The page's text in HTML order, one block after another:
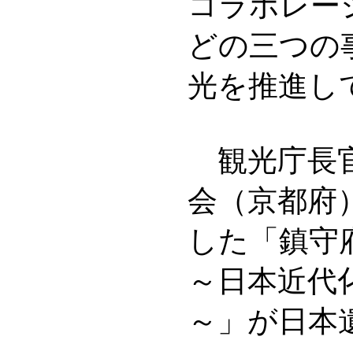
どの三つの
光を推進し
観光庁長
会（京都府
した「鎮守
～日本近代
～」が日本